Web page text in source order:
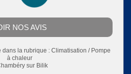
NOS AVIS
dans la rubrique : Climatisation / Pompe
à chaleur
sur Bilik